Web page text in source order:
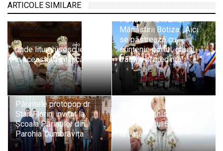
ARTICOLE SIMILARE
Unde liturghisesc ierarhii
în această duminică
PS Iustin la hramul
Mănăstirii Botiza: „Aici
se păstrează cu
sfințenie portul, graiul,
tradiția și credința”
Părintele protopop dr.
Stan Florin, invitat la
Școala Părinților din
Parohia Dumbrăvița
Unde liturghisesc ierarhii
de Praznicul Schimbării
la Față